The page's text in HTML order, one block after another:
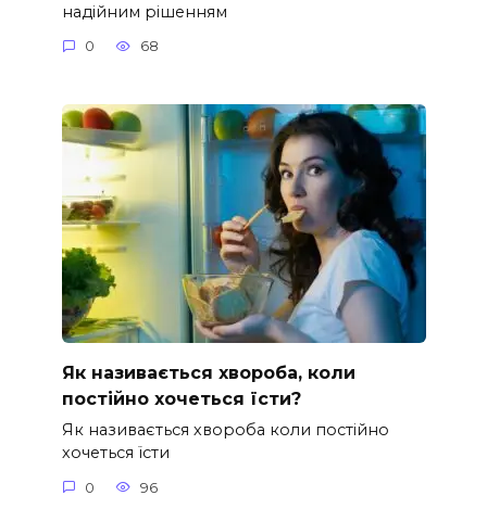
надійним рішенням
0 68
Як називається хвороба, коли
постійно хочеться їсти?
Як називається хвороба коли постійно
хочеться їсти
0 96